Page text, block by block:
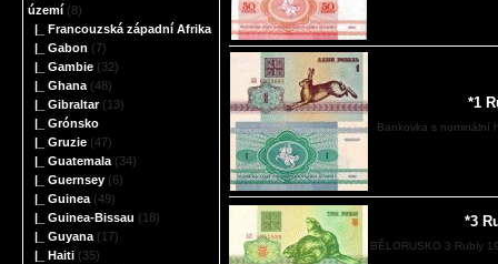
území (8)
|_ Francouzská západní Afrika
|_ Gabon (7)
|_ Gambie (32)
|_ Ghana (48)
|_ Gibraltar(13)
|_ Grónsko
|_ Gruzie (47)
|_ Guatemala (34)
|_ Guernsey (6)
|_ Guinea (49)
|_ Guinea-Bissau (18)
|_ Guyana (17)
|_ Haiti (35)
*1
Bankovka s nominální
*3
BĚLORUSKO 3 Rubly